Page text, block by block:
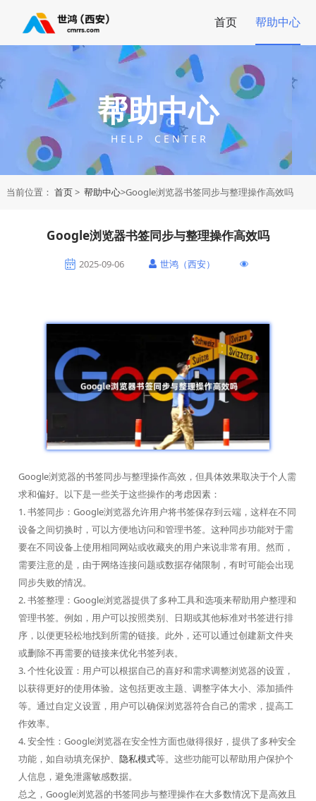
首页 帮助中心
帮助中心
H E L P C E N T E R
当前位置： 首页> 帮助中心>Google浏览器书签同步与整理操作高效吗
Google浏览器书签同步与整理操作高效吗
2025-09-06 世鸿（西安）
Google浏览器的书签同步与整理操作高效，但具体效果取决于个人需
求和偏好。以下是一些关于这些操作的考虑因素：
1. 书签同步：Google浏览器允许用户将书签保存到云端，这样在不同
设备之间切换时，可以方便地访问和管理书签。这种同步功能对于需
要在不同设备上使用相同网站或收藏夹的用户来说非常有用。然而，
需要注意的是，由于网络连接问题或数据存储限制，有时可能会出现
同步失败的情况。
2. 书签整理：Google浏览器提供了多种工具和选项来帮助用户整理和
管理书签。例如，用户可以按照类别、日期或其他标准对书签进行排
序，以便更轻松地找到所需的链接。此外，还可以通过创建新文件夹
或删除不再需要的链接来优化书签列表。
3. 个性化设置：用户可以根据自己的喜好和需求调整浏览器的设置，
以获得更好的使用体验。这包括更改主题、调整字体大小、添加插件
等。通过自定义设置，用户可以确保浏览器符合自己的需求，提高工
作效率。
4. 安全性：Google浏览器在安全性方面也做得很好，提供了多种安全
功能，如自动填充保护、 隐私模式等。这些功能可以帮助用户保护个
人信息，避免泄露敏感数据。
总之，Google浏览器的书签同步与整理操作在大多数情况下是高效且